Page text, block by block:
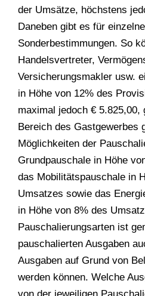
der Umsätze, höchstens
Daneben gibt es für
Sonderbestimmungen. So
Handelsvertreter,
Versicherungsmakler usw.
in Höhe von 12% des
maximal jedoch € 5.825,00,
Bereich des Gastgewerbes
Möglichkeiten der
Grundpauschale in Höhe
das Mobilitätspauschale in
Umsatzes sowie das
in Höhe von 8% des
Pauschalierungsarten ist
pauschalierten Ausgaben
Ausgaben auf Grund von
werden können. Welche